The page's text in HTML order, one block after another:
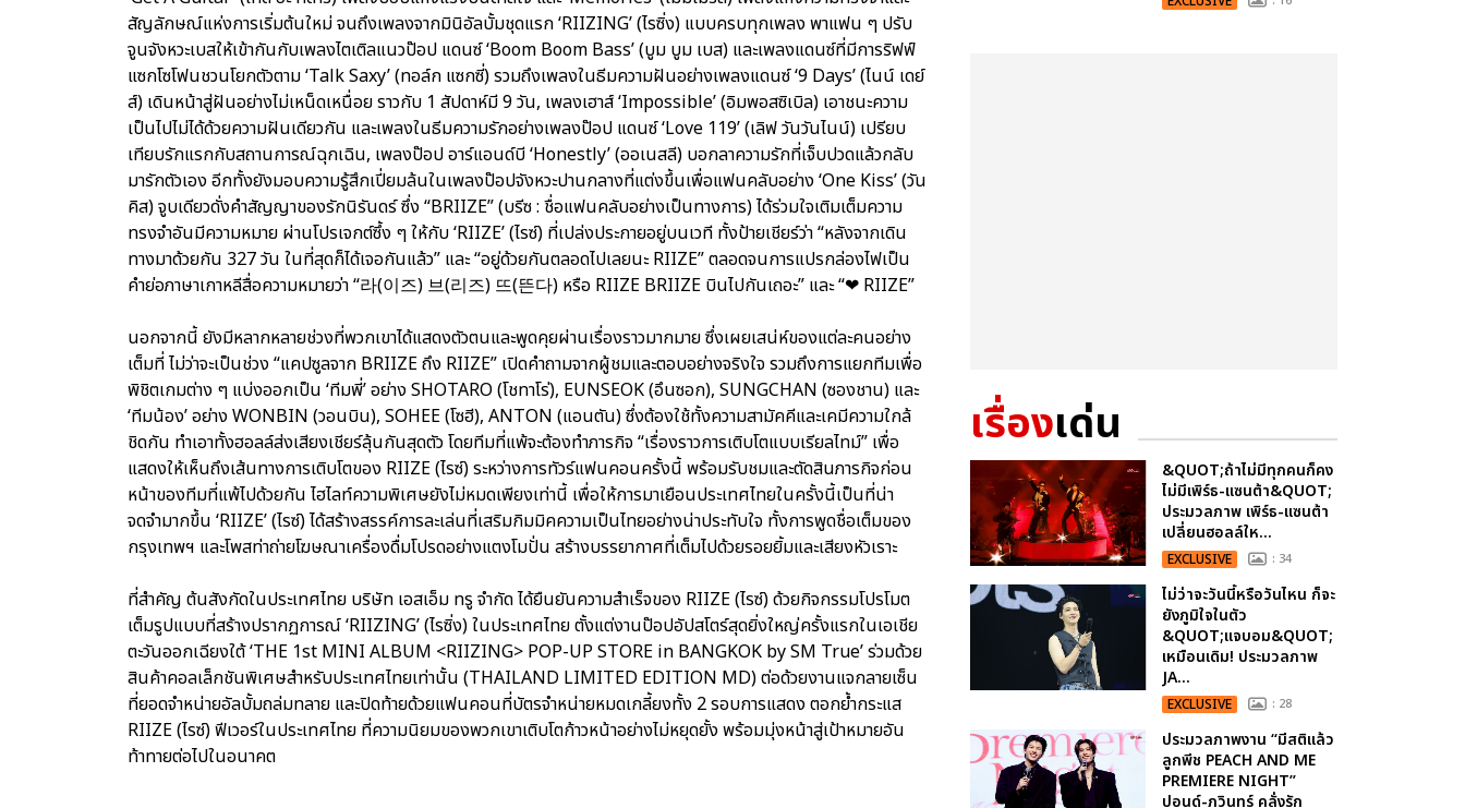
สัญลักษณ์แห่งการเริ่มต้นใหม่ จนถึงเพลงจากมินิอัลบั้มชุดแรก ‘RIIZING’ (ไรซิ่ง) แบบครบทุกเพลง พาแฟน ๆ ปรับ
จูนจังหวะเบสให้เข้ากันกับเพลงไตเติลแนวป๊อป แดนซ์ ‘Boom Boom Bass’ (บูม บูม เบส) และเพลงแดนซ์ที่มีการริฟฟ์
แซกโซโฟนชวนโยกตัวตาม ‘Talk Saxy’ (ทอล์ก แซกซี่) รวมถึงเพลงในธีมความฝันอย่างเพลงแดนซ์ ‘9 Days’ (ไนน์ เดย์
ส์) เดินหน้าสู่ฝันอย่างไม่เหน็ดเหนื่อย ราวกับ 1 สัปดาห์มี 9 วัน, เพลงเฮาส์ ‘Impossible’ (อิมพอสซิเบิล) เอาชนะความ
เป็นไปไม่ได้ด้วยความฝันเดียวกัน และเพลงในธีมความรักอย่างเพลงป๊อป แดนซ์ ‘Love 119’ (เลิฟ วันวันไนน์) เปรียบ
เทียบรักแรกกับสถานการณ์ฉุกเฉิน, เพลงป๊อป อาร์แอนด์บี ‘Honestly’ (ออเนสลี) บอกลาความรักที่เจ็บปวดแล้วกลับ
มารักตัวเอง อีกทั้งยังมอบความรู้สึกเปี่ยมล้นในเพลงป๊อปจังหวะปานกลางที่แต่งขึ้นเพื่อแฟนคลับอย่าง ‘One Kiss’ (วัน
คิส) จูบเดียวดั่งคำสัญญาของรักนิรันดร์ ซึ่ง “BRIIZE” (บรีซ : ชื่อแฟนคลับอย่างเป็นทางการ) ได้ร่วมใจเติมเต็มความ
ทรงจำอันมีความหมาย ผ่านโปรเจกต์ซึ้ง ๆ ให้กับ ‘RIIZE’ (ไรซ์) ที่เปล่งประกายอยู่บนเวที ทั้งป้ายเชียร์ว่า “หลังจากเดิน
ทางมาด้วยกัน 327 วัน ในที่สุดก็ได้เจอกันแล้ว” และ “อยู่ด้วยกันตลอดไปเลยนะ RIIZE” ตลอดจนการแปรกล่องไฟเป็น
คำย่อภาษาเกาหลีสื่อความหมายว่า “라(이즈) 브(리즈) 뜨(뜬다) หรือ RIIZE BRIIZE บินไปกันเถอะ” และ “❤ RIIZE”
นอกจากนี้ ยังมีหลากหลายช่วงที่พวกเขาได้แสดงตัวตนและพูดคุยผ่านเรื่องราวมากมาย ซึ่งเผยเสน่ห์ของแต่ละคนอย่าง
เต็มที่ ไม่ว่าจะเป็นช่วง “แคปซูลจาก BRIIZE ถึง RIIZE” เปิดคำถามจากผู้ชมและตอบอย่างจริงใจ รวมถึงการแยกทีมเพื่อ
พิชิตเกมต่าง ๆ แบ่งออกเป็น ‘ทีมพี่’ อย่าง SHOTARO (โชทาโร่), EUNSEOK (อึนซอก), SUNGCHAN (ซองชาน) และ
‘ทีมน้อง’ อย่าง WONBIN (วอนบิน), SOHEE (โซฮี), ANTON (แอนตัน) ซึ่งต้องใช้ทั้งความสามัคคีและเคมีความใกล้
ชิดกัน ทำเอาทั้งฮอลล์ส่งเสียงเชียร์ลุ้นกันสุดตัว โดยทีมที่แพ้จะต้องทำภารกิจ “เรื่องราวการเติบโตแบบเรียลไทม์” เพื่อ
แสดงให้เห็นถึงเส้นทางการเติบโตของ RIIZE (ไรซ์) ระหว่างการทัวร์แฟนคอนครั้งนี้ พร้อมรับชมและตัดสินภารกิจก่อน
หน้าของทีมที่แพ้ไปด้วยกัน ไฮไลท์ความพิเศษยังไม่หมดเพียงเท่านี้ เพื่อให้การมาเยือนประเทศไทยในครั้งนี้เป็นที่น่า
จดจำมากขึ้น ‘RIIZE’ (ไรซ์) ได้สร้างสรรค์การละเล่นที่เสริมกิมมิคความเป็นไทยอย่างน่าประทับใจ ทั้งการพูดชื่อเต็มของ
กรุงเทพฯ และโพสท่าถ่ายโฆษณาเครื่องดื่มโปรดอย่างแตงโมปั่น สร้างบรรยากาศที่เต็มไปด้วยรอยยิ้มและเสียงหัวเราะ
ที่สำคัญ ต้นสังกัดในประเทศไทย บริษัท เอสเอ็ม ทรู จำกัด ได้ยืนยันความสำเร็จของ RIIZE (ไรซ์) ด้วยกิจกรรมโปรโมต
เต็มรูปแบบที่สร้างปรากฏการณ์ ‘RIIZING’ (ไรซิ่ง) ในประเทศไทย ตั้งแต่งานป๊อปอัปสโตร์สุดยิ่งใหญ่ครั้งแรกในเอเชีย
ตะวันออกเฉียงใต้ ‘THE 1st MINI ALBUM <RIIZING> POP-UP STORE in BANGKOK by SM True’ ร่วมด้วย
สินค้าคอลเล็กชันพิเศษสำหรับประเทศไทยเท่านั้น (THAILAND LIMITED EDITION MD) ต่อด้วยงานแจกลายเซ็น
ที่ยอดจำหน่ายอัลบั้มถล่มทลาย และปิดท้ายด้วยแฟนคอนที่บัตรจำหน่ายหมดเกลี้ยงทั้ง 2 รอบการแสดง ตอกย้ำกระแส
RIIZE (ไรซ์) ฟีเวอร์ในประเทศไทย ที่ความนิยมของพวกเขาเติบโตก้าวหน้าอย่างไม่หยุดยั้ง พร้อมมุ่งหน้าสู่เป้าหมายอัน
ท้าทายต่อไปในอนาคต
เรื่องเด่น
&QUOT;ถ้าไม่มีทุกคนก็คง
ไม่มีเพิร์ธ-แซนต้า&QUOT;
ประมวลภาพ เพิร์ธ-แซนต้า
เปลี่ยนฮอลล์ให...
EXCLUSIVE : 34
ไม่ว่าจะวันนี้หรือวันไหน ก็จะ
ยังภูมิใจในตัว
&QUOT;แจบอม&QUOT;
เหมือนเดิม! ประมวลภาพ
JA...
EXCLUSIVE : 28
ประมวลภาพงาน “มีสติแล้ว
ลูกพีช PEACH AND ME
PREMIERE NIGHT”
ปอนด์-ภูวินทร์ คลั่งรัก